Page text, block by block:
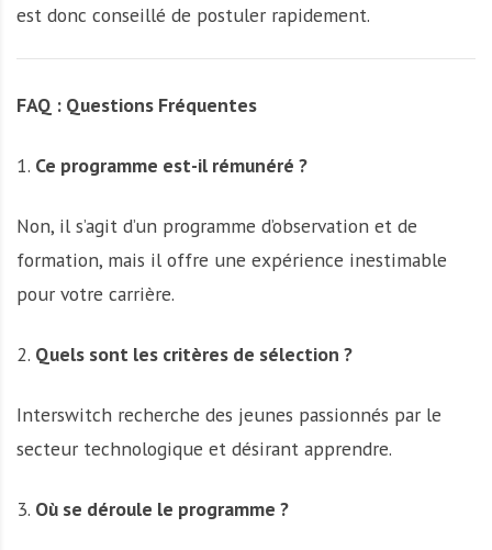
est donc conseillé de postuler rapidement.
FAQ : Questions Fréquentes
1. Ce programme est-il rémunéré ?
Non, il s’agit d’un programme d’observation et de
formation, mais il offre une expérience inestimable
pour votre carrière.
2. Quels sont les critères de sélection ?
Interswitch recherche des jeunes passionnés par le
secteur technologique et désirant apprendre.
3. Où se déroule le programme ?